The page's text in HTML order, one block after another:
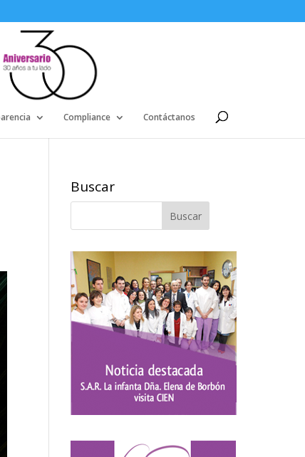
Compliance Contáctanos
Buscar